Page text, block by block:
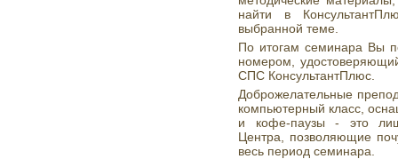
найти в
выбранной теме.
По итогам семинара Вы
номером,
СПС КонсультантПлюс.
Доброжелательные
компьютерный класс,
и кофе-паузы - это
Центра, позволяющие
весь период семинара.